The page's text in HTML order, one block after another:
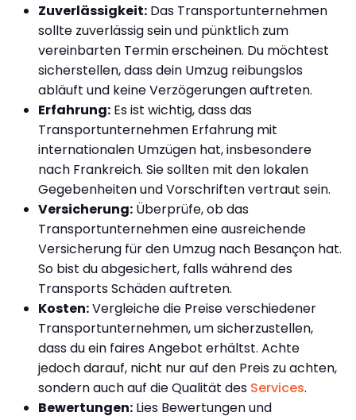
Zuverlässigkeit: Das Transportunternehmen
sollte zuverlässig sein und pünktlich zum
vereinbarten Termin erscheinen. Du möchtest
sicherstellen, dass dein Umzug reibungslos
abläuft und keine Verzögerungen auftreten.
Erfahrung: Es ist wichtig, dass das
Transportunternehmen Erfahrung mit
internationalen Umzügen hat, insbesondere
nach Frankreich. Sie sollten mit den lokalen
Gegebenheiten und Vorschriften vertraut sein.
Versicherung: Überprüfe, ob das
Transportunternehmen eine ausreichende
Versicherung für den Umzug nach Besançon hat.
So bist du abgesichert, falls während des
Transports Schäden auftreten.
Kosten:Vergleiche die Preise verschiedener
Transportunternehmen, um sicherzustellen,
dass du ein faires Angebot erhältst. Achte
jedoch darauf, nicht nur auf den Preis zu achten,
sondern auch auf die Qualität des Services.
Bewertungen: Lies Bewertungen und